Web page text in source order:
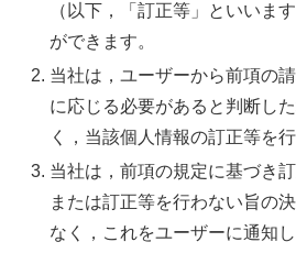
（以下，「訂正等」といいま
ができます。
当社は，ユーザーから前項の
に応じる必要があると判断し
く，当該個人情報の訂正等を
当社は，前項の規定に基づき
または訂正等を行わない旨の
なく，これをユーザーに通知し